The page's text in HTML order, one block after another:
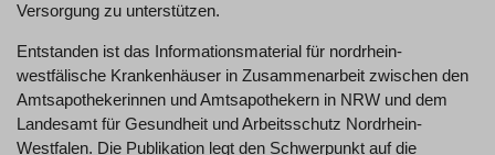
Versorgung zu unterstützen.
Entstanden ist das Informationsmaterial für nordrhein-
westfälische Krankenhäuser in Zusammenarbeit zwischen den
Amtsapothekerinnen und Amtsapothekern in NRW und dem
Landesamt für Gesundheit und Arbeitsschutz Nordrhein-
Westfalen. Die Publikation legt den Schwerpunkt auf die